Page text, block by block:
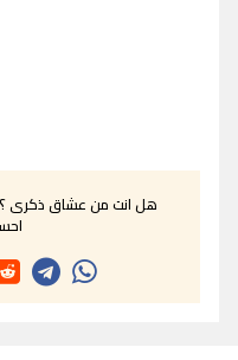
هل انت من عشاق ذكرى ؟